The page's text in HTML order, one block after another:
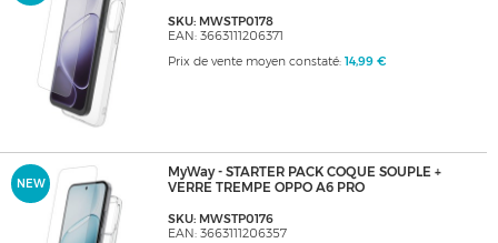
SKU: MWSTP0178
EAN: 3663111206371
Prix de vente moyen constaté: 14,99 €
NEW
MyWay - STARTER PACK COQUE SOUPLE +
VERRE TREMPE OPPO A6 PRO
SKU: MWSTP0176
EAN: 3663111206357